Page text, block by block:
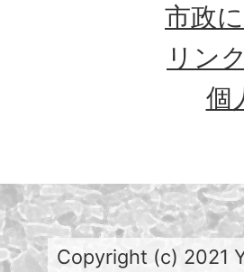
市政
リン
個
Copyright (c) 2021